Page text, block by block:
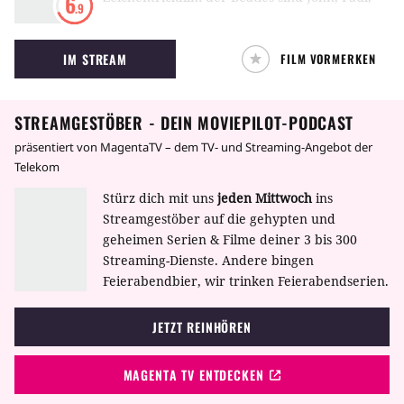
.9
Bösen zu befreien und Freunde und Musik
zurück zu den Menschen zu bringen.
IM STREAM FILM VORMERKEN
STREAMGESTÖBER - DEIN MOVIEPILOT-PODCAST
präsentiert von MagentaTV – dem TV- und Streaming-Angebot der
Telekom
Stürz dich mit uns jeden Mittwoch ins
Streamgestöber auf die gehypten und
geheimen Serien & Filme deiner 3 bis 300
Streaming-Dienste. Andere bingen
Feierabendbier, wir trinken Feierabendserien.
JETZT REINHÖREN
MAGENTA TV ENTDECKEN